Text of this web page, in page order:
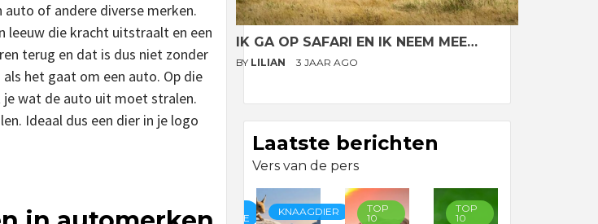
of andere diverse merken.
leeuw die kracht uitstraalt en een
terug en dat is dus niet zonder
het gaat om een auto. Op die
wat de auto uit moet stralen.
Ideaal dus een dier in je logo
IK GA OP SAFARI EN IK NEEM MEE…
BY LILIAN 3 JAAR AGO
Laatste berichten
Vers van de pers
GEEN
CATEGORIE
CATEGORIE
KNAAGDIER
TOP
10
TOP
10